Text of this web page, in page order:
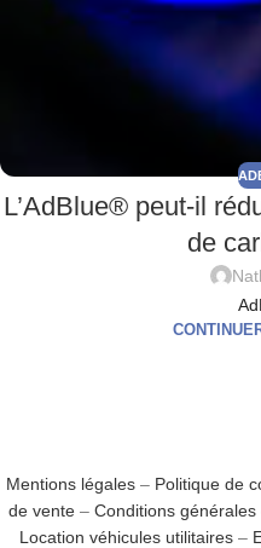
L’AdBlue® peut-il
de
Mentions légales – Politique de
de vente – Conditions générales
Location véhicules utilitaires –